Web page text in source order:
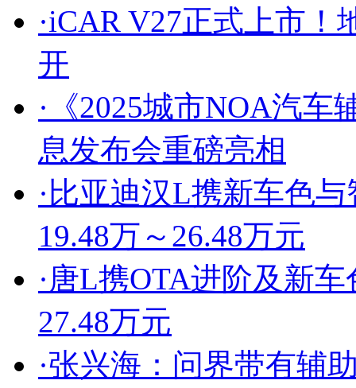
·iCAR V27正式上市！
开
· 《2025城市NOA汽
息发布会重磅亮相
· 比亚迪汉L携新车色
19.48万～26.48万元
·唐L携OTA进阶及新
27.48万元
·张兴海：问界带有辅